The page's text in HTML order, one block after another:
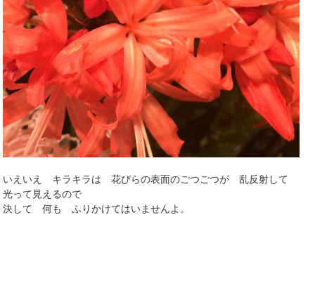
いえいえ キラキラは 花びらの表面のごつごつが 乱反射して
光って見えるので
決して 何も ふりかけてはいませんよ。